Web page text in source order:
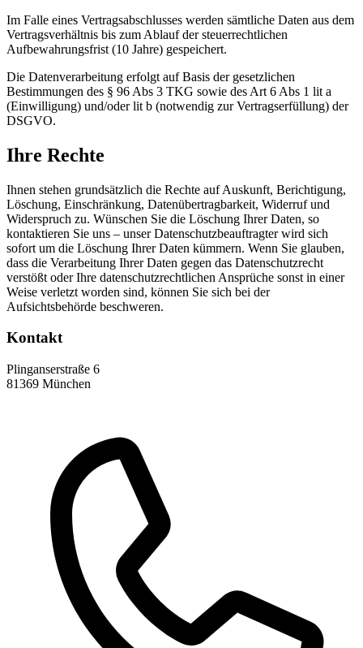
Im Falle eines Vertragsabschlusses werden sämtliche Daten aus dem
Vertragsverhältnis bis zum Ablauf der steuerrechtlichen
Aufbewahrungsfrist (10 Jahre) gespeichert.
Die Datenverarbeitung erfolgt auf Basis der gesetzlichen
Bestimmungen des § 96 Abs 3 TKG sowie des Art 6 Abs 1 lit a
(Einwilligung) und/oder lit b (notwendig zur Vertragserfüllung) der
DSGVO.
Ihre Rechte
Ihnen stehen grundsätzlich die Rechte auf Auskunft, Berichtigung,
Löschung, Einschränkung, Datenübertragbarkeit, Widerruf und
Widerspruch zu. Wünschen Sie die Löschung Ihrer Daten, so
kontaktieren Sie uns – unser Datenschutzbeauftragter wird sich
sofort um die Löschung Ihrer Daten kümmern. Wenn Sie glauben,
dass die Verarbeitung Ihrer Daten gegen das Datenschutzrecht
verstößt oder Ihre datenschutzrechtlichen Ansprüche sonst in einer
Weise verletzt worden sind, können Sie sich bei der
Aufsichtsbehörde beschweren.
Kontakt
Plinganserstraße 6
81369 München